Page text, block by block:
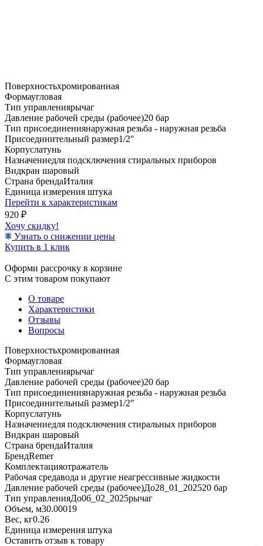
Поверхностьхромированная
Формаугловая
Тип управлениярычаг
Давление рабочей среды (рабочее)20 бар
Тип присоединениянаружная резьба - наружная резьба
Присоединительный размер1/2"
Корпуслатунь
Назначениедля подсключения стиральных приборов
Видкран шаровый
Страна брендаИталия
Единица измерения штука
Перейти к характеристикам
920 ₽
Хочу скидку!
Узнать о снижении цены
Купить в 1 клик
Оформи рассрочку в корзине
С этим товаром покупают
О товаре
Характеристики
Отзывы
Вопросы
Поверхностьхромированная
Формаугловая
Тип управлениярычаг
Давление рабочей среды (рабочее)20 бар
Тип присоединениянаружная резьба - наружная резьба
Присоединительный размер1/2"
Корпуслатунь
Назначениедля подсключения стиральных приборов
Видкран шаровый
Страна брендаИталия
БрендRemer
Комплектацияотражатель
Рабочая средавода и другие неагрессивные жидкости
Давление рабочей среды (рабочее)До28_01_202520 бар
Тип управленияДо06_02_2025рычаг
Объем, м30.00019
Вес, кг0.26
Единица измерения штука
Оставить отзыв к товару